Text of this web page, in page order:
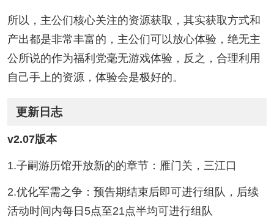
所以，主公们核心关注的资源获取，其实获取方式和
产出都是非常丰富的，主公们可以放心体验，绝无主
公所说的作为福利党毫无游戏体验，反之，合理利用
自己手上的资源，体验会是极好的。
更新日志
v2.07版本
1.子嗣游历馆开放新的的章节：雁门关，三江口
2.优化军需之争：预告期结束后即可进行组队，后续
活动时间内每日5点至21点半均可进行组队